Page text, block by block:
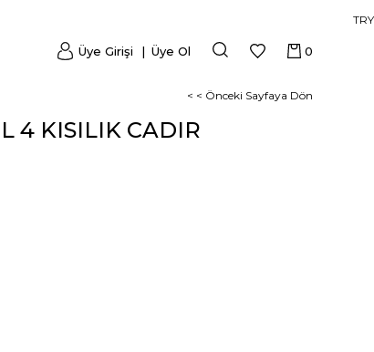
TRY
0
Üye Girişi Üye Ol
< < Önceki Sayfaya Dön
4 KISILIK CADIR